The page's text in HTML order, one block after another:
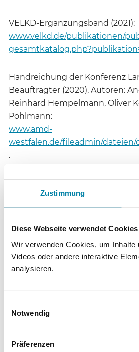
Zustimmung
Diese Webseite verwendet Cookies
Wir verwenden Cookies, um
Videos oder andere interaktive
analysieren.
Notwendig
Präferenzen
VELKD-Ergänzungsband (2021):
www.velkd.de/publikationen/
Handreichung der Konferenz
Beauftragter (2020), Autoren:
Reinhard Hempelmann, Oliver
Pöhlmann:
www.amd-
westfalen.de/fileadmin/dateien/
.
https://tinyurl.com/2p8vsj7e
Handreichung
mit Regionalteil
Handreichung mit Regionalteil
Confessio (Sachsen):